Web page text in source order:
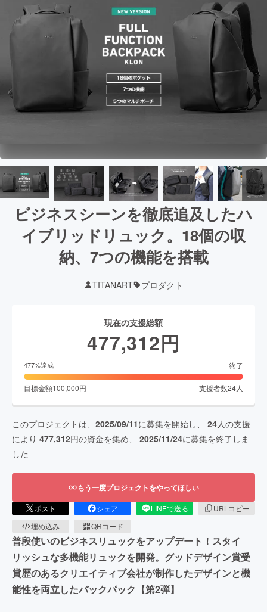
ビジネスシーンを徹底追及したハ
イブリッドリュック。18個の収
納、7つの機能を搭載
TITANART プロダクト
現在の支援総額
477,312円
477%達成 終了
目標金額100,000円 支援者数24人
このプロジェクトは、 2025/09/11に募集を開始し、 24人の支援
により 477,312円の資金を集め、 2025/11/24に募集を終了しま
した
もう一度プロジェクトをやってほしい
ポスト シェア LINEで送る
URLコピー
埋め込み
QRコード
普段使いのビジネスリュックをアップデート！スタイ
リッシュな多機能リュックを開発。グッドデザイン賞受
賞歴のあるクリエイティブ会社が制作したデザインと機
能性を両立したバックパック【第2弾】